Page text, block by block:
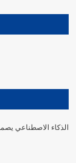
الذكاء الاصطناعي